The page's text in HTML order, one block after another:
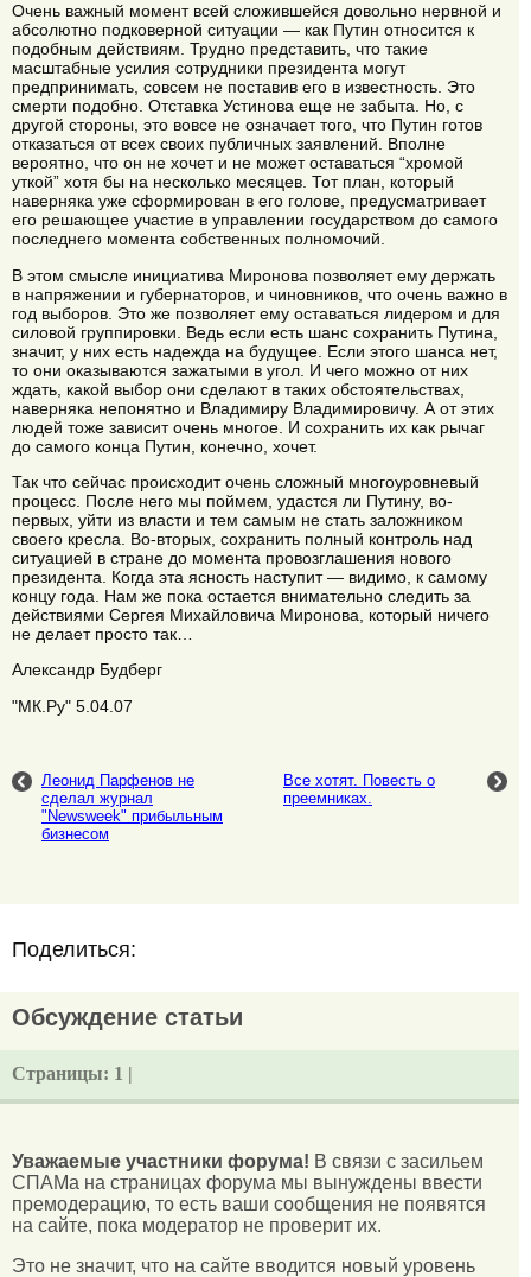
Очень важный момент всей сложившейся довольно нервной и
абсолютно подковерной ситуации — как Путин относится к
подобным действиям. Трудно представить, что такие
масштабные усилия сотрудники президента могут
предпринимать, совсем не поставив его в известность. Это
смерти подобно. Отставка Устинова еще не забыта. Но, с
другой стороны, это вовсе не означает того, что Путин готов
отказаться от всех своих публичных заявлений. Вполне
вероятно, что он не хочет и не может оставаться “хромой
уткой” хотя бы на несколько месяцев. Тот план, который
наверняка уже сформирован в его голове, предусматривает
его решающее участие в управлении государством до самого
последнего момента собственных полномочий.
В этом смысле инициатива Миронова позволяет ему держать
в напряжении и губернаторов, и чиновников, что очень важно в
год выборов. Это же позволяет ему оставаться лидером и для
силовой группировки. Ведь если есть шанс сохранить Путина,
значит, у них есть надежда на будущее. Если этого шанса нет,
то они оказываются зажатыми в угол. И чего можно от них
ждать, какой выбор они сделают в таких обстоятельствах,
наверняка непонятно и Владимиру Владимировичу. А от этих
людей тоже зависит очень многое. И сохранить их как рычаг
до самого конца Путин, конечно, хочет.
Так что сейчас происходит очень сложный многоуровневый
процесс. После него мы поймем, удастся ли Путину, во-
первых, уйти из власти и тем самым не стать заложником
своего кресла. Во-вторых, сохранить полный контроль над
ситуацией в стране до момента провозглашения нового
президента. Когда эта ясность наступит — видимо, к самому
концу года. Нам же пока остается внимательно следить за
действиями Сергея Михайловича Миронова, который ничего
не делает просто так…
Александр Будберг
"МК.Ру" 5.04.07
Леонид Парфенов не
сделал журнал
"Newsweek" прибыльным
бизнесом
Все хотят. Повесть о
преемниках.
Поделиться:
Обсуждение статьи
Страницы: 1 |
Уважаемые участники форума! В связи с засильем
СПАМа на страницах форума мы вынуждены ввести
премодерацию, то есть ваши сообщения не появятся
на сайте, пока модератор не проверит их.
Это не значит, что на сайте вводится новый уровень